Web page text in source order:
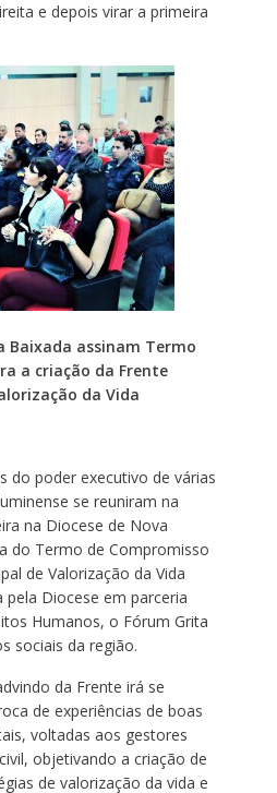
e depois virar a primeira
Baixada assinam Termo
a criação da Frente
da Vida
do poder executivo de várias
se reuniram na
na Diocese de Nova
do Termo de Compromisso
de Valorização da Vida
pela Diocese em parceria
Humanos, o Fórum Grita
sociais da região.
da Frente irá se
de experiências de boas
voltadas aos gestores
objetivando a criação de
de valorização da vida e